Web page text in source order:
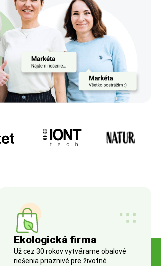
Ekologická firma
Už cez 30 rokov vytvárame obalové
riešenia priaznivé pre životné